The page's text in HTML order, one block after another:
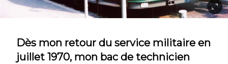
Dès mon retour du service militaire en
juillet 1970, mon bac de technicien